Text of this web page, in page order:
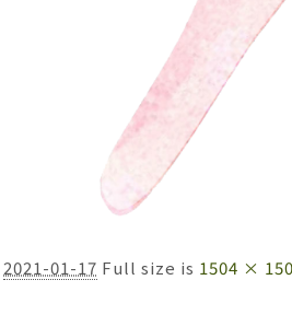
2021-01-17 Full size is 1504 ×